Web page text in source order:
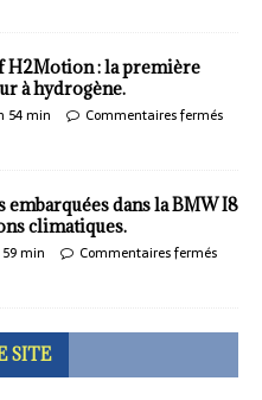
: la première
à hydrogène.
54 min Commentaires fermés
embarquées dans la BMW I8
climatiques.
min Commentaires fermés
SITE